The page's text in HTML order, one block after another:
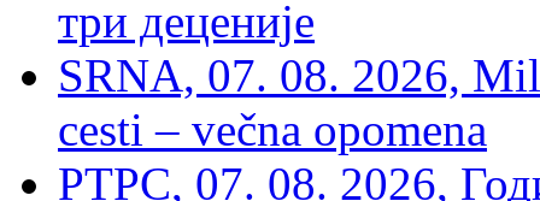
три деценије
SRNA, 07. 08. 2026,
cesti – večna opomena
РТРС, 07. 08. 2026,